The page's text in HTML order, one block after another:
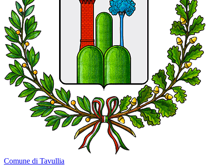
Comune di Tavullia